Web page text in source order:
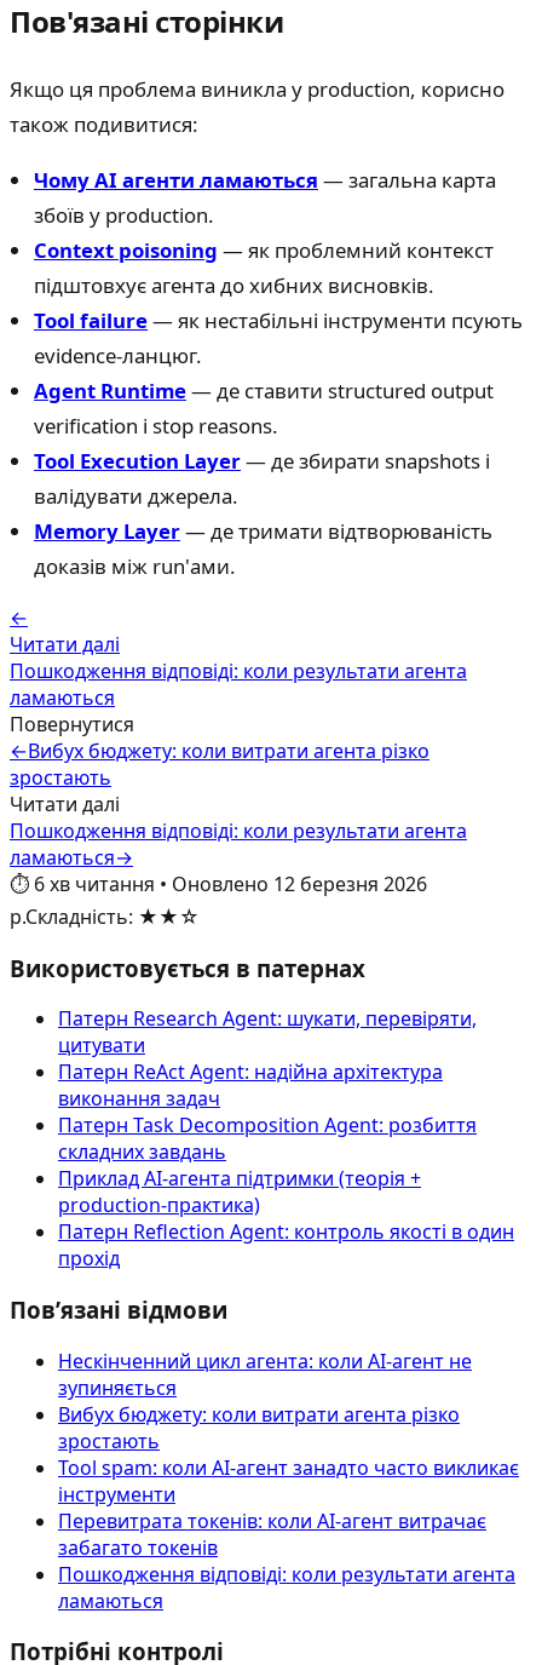
Пов'язані сторінки
Якщо ця проблема виникла у production, корисно
також подивитися:
Чому AI агенти ламаються — загальна карта
збоїв у production.
Context poisoning — як проблемний контекст
підштовхує агента до хибних висновків.
Tool failure— як нестабільні інструменти псують
evidence-ланцюг.
Agent Runtime— де ставити structured output
verification і stop reasons.
Tool Execution Layer— де збирати snapshots і
валідувати джерела.
Memory Layer— де тримати відтворюваність
доказів між run'ами.
←
Читати далі
Пошкодження відповіді: коли результати агента
ламаються
Повернутися
←Вибух бюджету: коли витрати агента різко
зростають
Читати далі
Пошкодження відповіді: коли результати агента
ламаються→
⏱️ 6хв читання • Оновлено 12 березня 2026
р.Складність: ★★☆
Використовується в патернах
Патерн Research Agent: шукати, перевіряти,
цитувати
Патерн ReAct Agent: надійна архітектура
виконання задач
Патерн Task Decomposition Agent: розбиття
складних завдань
Приклад AI‑агента підтримки (теорія +
production-практика)
Патерн Reflection Agent: контроль якості в один
прохід
Пов’язані відмови
Нескінченний цикл агента: коли AI-агент не
зупиняється
Вибух бюджету: коли витрати агента різко
зростають
Tool spam: коли AI-агент занадто часто викликає
інструменти
Перевитрата токенів: коли AI-агент витрачає
забагато токенів
Пошкодження відповіді: коли результати агента
ламаються
Потрібні контролі